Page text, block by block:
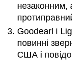
незаконним,
Goodearl і
повинні
США і